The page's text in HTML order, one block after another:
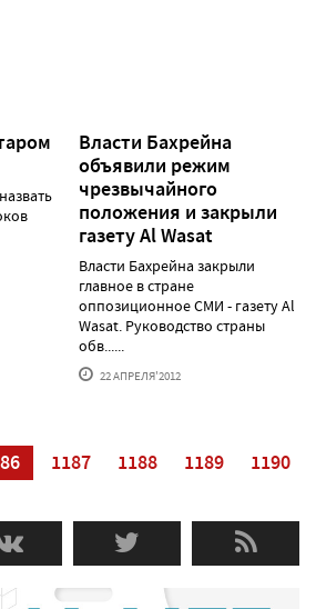
Власти Бахрейна
объявили режим
чрезвычайного
положения и закрыли
газету Al Wasat
Власти Бахрейна закрыли
главное в стране
оппозиционное СМИ - газету Al
Wasat. Руководство страны
обв......
22 АПРЕЛЯ'2012
1187 1188 1189 1190